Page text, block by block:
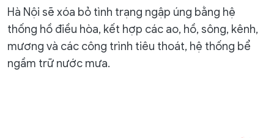
Hà Nội sẽ xóa bỏ tình trạng ngập úng bằng hệ
thống hồ điều hòa, kết hợp các ao, hồ, sông, kênh,
mương và các công trình tiêu thoát, hệ thống bể
ngầm trữ nước mưa.